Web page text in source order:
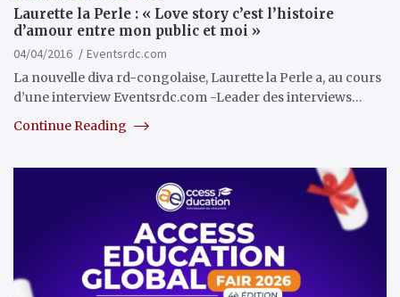
Laurette la Perle : « Love story c’est l’histoire
d’amour entre mon public et moi »
04/04/2016
Eventsrdc.com
La nouvelle diva rd-congolaise, Laurette la Perle a, au cours
d’une interview Eventsrdc.com -Leader des interviews…
Continue Reading